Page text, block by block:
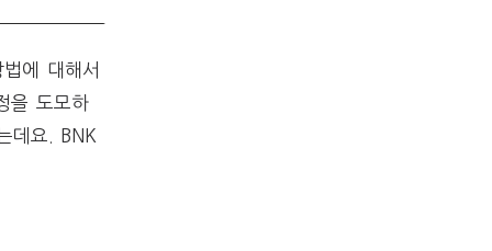
에 대해서
을 도모하
데요. BNK